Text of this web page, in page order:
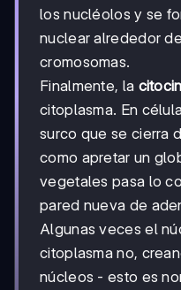
los nucléolos y se
nuclear alrededor
cromosomas.
Finalmente, la
citoplasma. En
surco que se cierra
como apretar un
vegetales pasa lo
pared nueva de
Algunas veces el
citoplasma no,
núcleos - esto es